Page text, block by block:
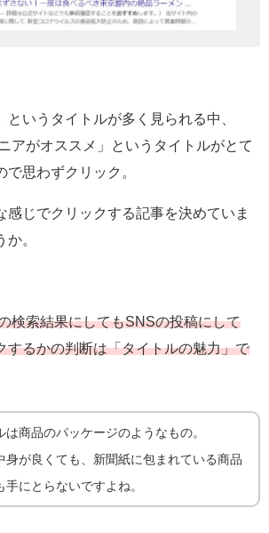
というタイトルが多く見られる中、
アがオススメ」というタイトルがとて
で思わずクリック。
感じでクリックする記事を決めていま
。
検索結果にしてもSNSの投稿にして
するかの判断は「タイトルの魅力」で
は商品のパッケージのようなもの。
身が良くても、新聞紙に包まれている商品
手にとらないですよね。